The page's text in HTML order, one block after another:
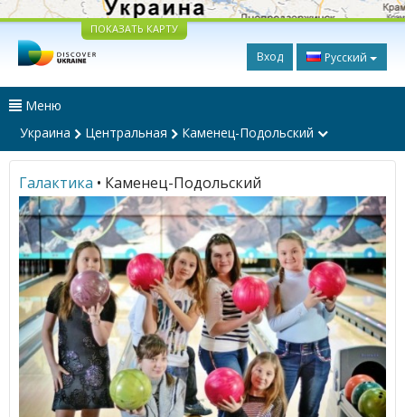
ПОКАЗАТЬ КАРТУ
Вход Русский
Меню
Украина
Центральная Каменец-Подольский
Галактика • Каменец-Подольский